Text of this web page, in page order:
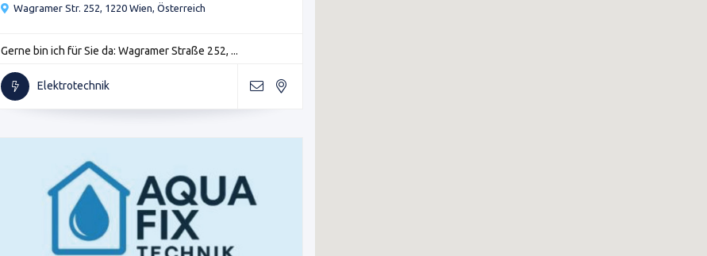
Wagramer Str. 252, 1220 Wien, Österreich
Gerne bin ich für Sie da: Wagramer Straße 252, ...
Elektrotechnik